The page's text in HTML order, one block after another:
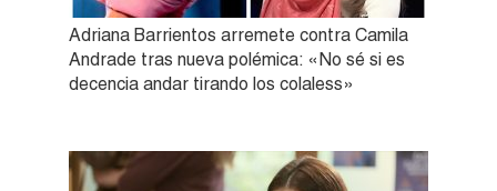
Adriana Barrientos arremete contra Camila
Andrade tras nueva polémica: «No sé si es
decencia andar tirando los colaless»